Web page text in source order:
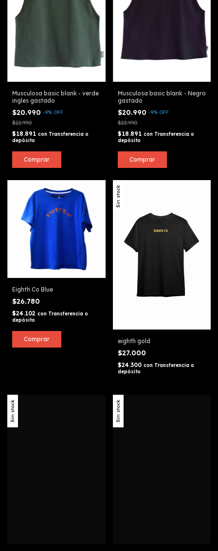
Musculosa basic blank - verde
ingles gastado
$20.990 -9% OFF
$22.990
$18.891 con Transferencia o
depósito
Comprar
Musculosa basic blank - Negro
gastado
$20.990 -9% OFF
$22.990
$18.891 con Transferencia o
depósito
Comprar
Eighth Co Blue
$26.780
$24.102 con Transferencia o
depósito
Comprar
Sin stock
eighth gold
$27.000
$24.300 con Transferencia o
depósito
Sin stock Sin stock